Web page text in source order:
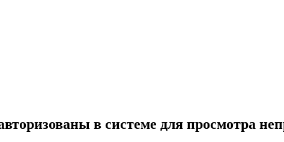
в системе для просмотра